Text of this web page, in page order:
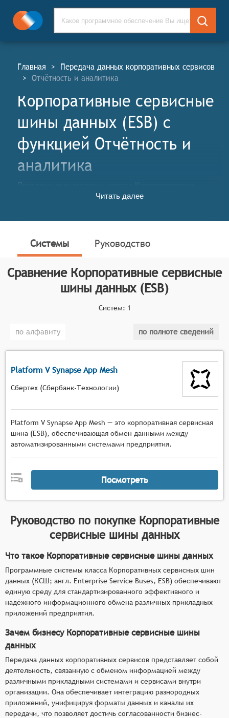
Главная > Передача данных корпоративных сервисов
> Отчётность и аналитика
Корпоративные сервисные
шины данных (ESB) c
функцией Отчётность и
аналитика
сервисных шин данных (КСШ; англ. Enterprise
стандартизированного эффективного и надёжного
приложений предприятия.
определяет конкретные функциональные критерии
для систем. Для включения системы в категорию
программный продукт должен соответствовать
Выполнять маршрутизацию и оркестровку -
централизованно отправлять сообщениями
между ИТ-системами,
Обеспечивать управление конфигурациями ИТ-
систем.
Читать далее
Системы Руководство
Сравнение Корпоративные сервисные
шины данных (ESB)
Систем: 1
по алфавиту по полноте сведений
Platform V Synapse App Mesh
Сбертех (Сбербанк-Технологии)
Platform V Synapse App Mesh — это корпоративная сервисная
шина (ESB), обеспечивающая обмен данными между
автоматизированными системами предприятия.
Посмотреть
Руководство по покупке Корпоративные
сервисные шины данных
Что такое Корпоративные сервисные шины данных
Программные системы класса Корпоративных сервисных шин
данных (КСШ; англ. Enterprise Service Buses, ESB) обеспечивают
единую среду для стандартизированного эффективного и
надёжного информационного обмена различных прикладных
приложений предприятия.
Зачем бизнесу Корпоративные сервисные шины
данных
Передача данных корпоративных сервисов представляет собой
деятельность, связанную с обменом информацией между
различными прикладными системами и сервисами внутри
организации. Она обеспечивает интеграцию разнородных
приложений, унифицируя форматы данных и каналы их
передачи, что позволяет достичь согласованности бизнес-